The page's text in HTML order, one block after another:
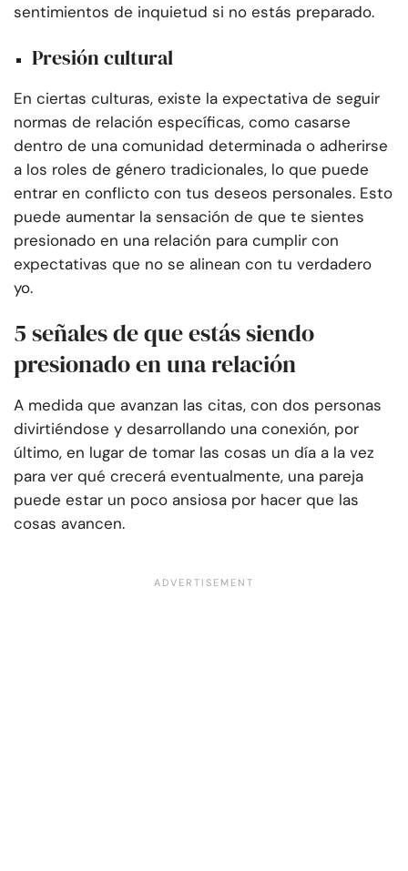
sentimientos de inquietud si no estás preparado.
Presión cultural
En ciertas culturas, existe la expectativa de seguir
normas de relación específicas, como casarse
dentro de una comunidad determinada o adherirse
a los roles de género tradicionales, lo que puede
entrar en conflicto con tus deseos personales. Esto
puede aumentar la sensación de que te sientes
presionado en una relación para cumplir con
expectativas que no se alinean con tu verdadero
yo.
5 señales de que estás siendo
presionado en una relación
A medida que avanzan las citas, con dos personas
divirtiéndose y desarrollando una conexión, por
último, en lugar de tomar las cosas un día a la vez
para ver qué crecerá eventualmente, una pareja
puede estar un poco ansiosa por hacer que las
cosas avancen.